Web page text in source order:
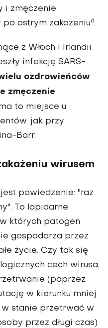
i zmęczenie
po ostrym zakażeniu6.
z Włoch i Irlandii
infekcję SARS-
ozdrowieńców
zmęczenie
to miejsce u
jak przy
Barr.
wirusem
powiedzenie: "raz
To lapidarne
których patogen
gospodarza przez
życie. Czy tak się
cech wirusa,
(poprzez
w kierunku mniej
stanie przetrwać w
przez długi czas)